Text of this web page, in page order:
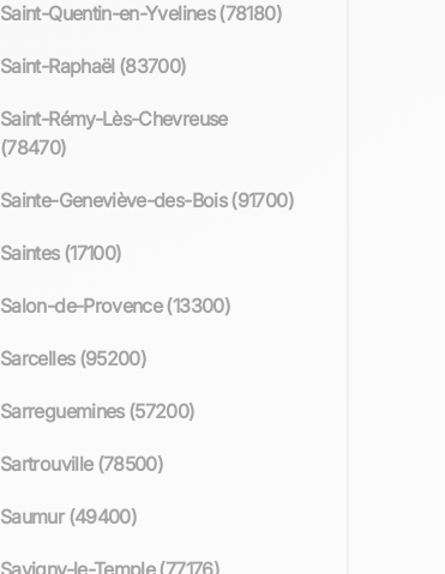
Saint-Quentin-en-Yvelines (78180)
Saint-Raphaël (83700)
Saint-Rémy-Lès-Chevreuse
(78470)
Sainte-Geneviève-des-Bois (91700)
Saintes (17100)
Salon-de-Provence (13300)
Sarcelles (95200)
Sarreguemines (57200)
Sartrouville (78500)
Saumur (49400)
Savigny-le-Temple (77176)